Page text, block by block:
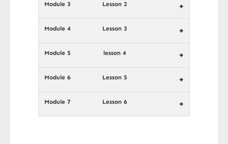
Module 3 Lesson 2 +
Module 4 Lesson 3 +
Module 5 lesson 4 +
Module 6 Lesson 5 +
Module 7 Lesson 6 +